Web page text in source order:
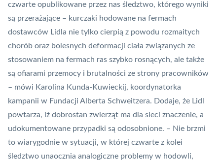
czwarte opublikowane przez nas śledztwo, którego wyniki
są przerażające – kurczaki hodowane na fermach
dostawców Lidla nie tylko cierpią z powodu rozmaitych
chorób oraz bolesnych deformacji ciała związanych ze
stosowaniem na fermach ras szybko rosnących, ale także
są ofiarami przemocy i brutalności ze strony pracowników
– mówi Karolina Kunda-Kuwieckij, koordynatorka
kampanii w Fundacji Alberta Schweitzera. Dodaje, że Lidl
powtarza, iż dobrostan zwierząt ma dla sieci znaczenie, a
udokumentowane przypadki są odosobnione. – Nie brzmi
to wiarygodnie w sytuacji, w której czwarte z kolei
śledztwo unaocznia analogiczne problemy w hodowli,